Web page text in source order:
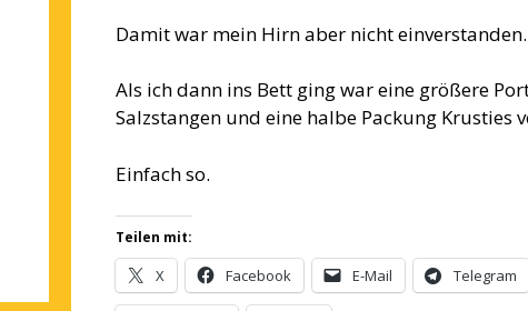
Damit war mein Hirn aber nicht einverstanden.
Als ich dann ins Bett ging war eine größere
Salzstangen und eine halbe Packung Krusties
Einfach so.
Teilen mit:
X Facebook E-Mail Telegram